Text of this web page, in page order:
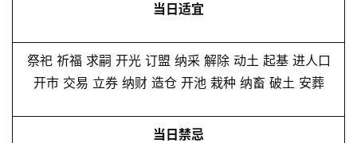
当日适宜
祭祀 祈福 求嗣 开光 订盟 纳采 解除 动土 起基 进人口
开市 交易 立券 纳财 造仓 开池 栽种 纳畜 破土 安葬
当日禁忌